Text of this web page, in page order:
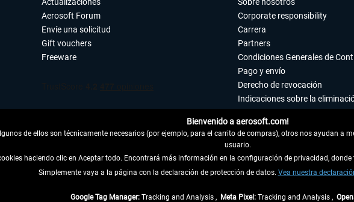
Aerosoft Forum
Envíe una solicitud
Gift vouchers
Freeware
DESISTIR DEL CONTRATO
Corporate responsibility
Carrera
Partners
Condiciones Generales de
Pago y envío
Derecho de revocación
Indicaciones sobre la
Accesibilidad
Aviso legal
Bienvenido a aerosoft.com!
de ellos son técnicamente necesarios (por ejemplo, para el carrito de compras), otros nos ayudan a
usuario.
haciendo clic en Aceptar todo. Encontrará más información en la configuración de privacidad,
Simplemente vaya a la página con la declaración de protección de datos. Vea nuestra
Google Tag Manager: Tracking and Analysis , Meta Pixel: Tracking and Analysis ,